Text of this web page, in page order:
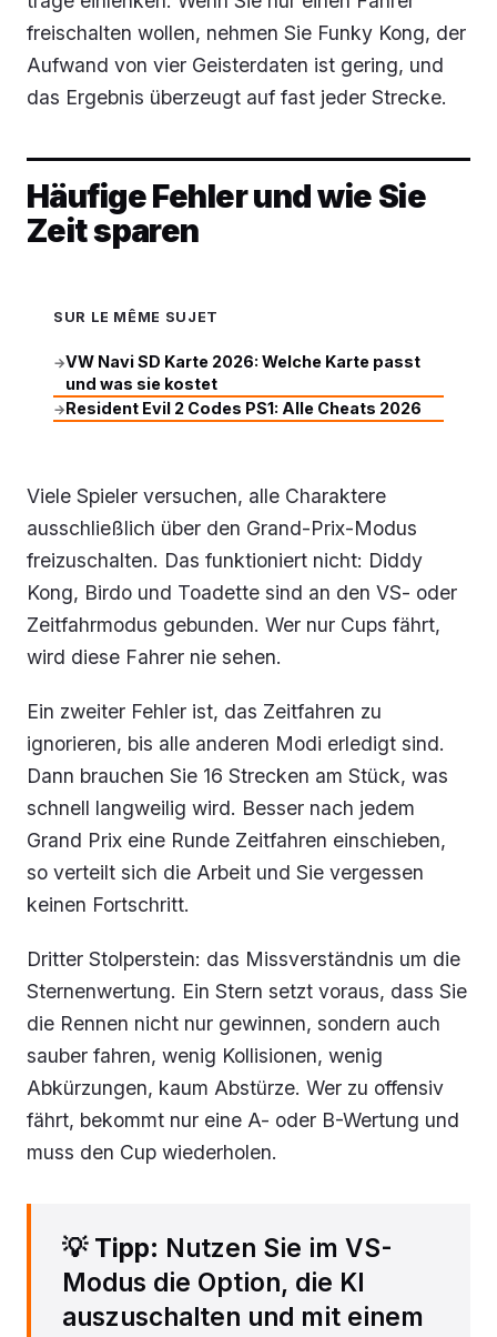
freischalten wollen, nehmen Sie Funky Kong, der
Aufwand von vier Geisterdaten ist gering, und
das Ergebnis überzeugt auf fast jeder Strecke.
Häufige Fehler und wie Sie
Zeit sparen
SUR LE MÊME SUJET
→VW Navi SD Karte 2026: Welche Karte passt
und was sie kostet
→Resident Evil 2 Codes PS1: Alle Cheats 2026
Viele Spieler versuchen, alle Charaktere
ausschließlich über den Grand-Prix-Modus
freizuschalten. Das funktioniert nicht: Diddy
Kong, Birdo und Toadette sind an den VS- oder
Zeitfahrmodus gebunden. Wer nur Cups fährt,
wird diese Fahrer nie sehen.
Ein zweiter Fehler ist, das Zeitfahren zu
ignorieren, bis alle anderen Modi erledigt sind.
Dann brauchen Sie 16 Strecken am Stück, was
schnell langweilig wird. Besser nach jedem
Grand Prix eine Runde Zeitfahren einschieben,
so verteilt sich die Arbeit und Sie vergessen
keinen Fortschritt.
Dritter Stolperstein: das Missverständnis um die
Sternenwertung. Ein Stern setzt voraus, dass Sie
die Rennen nicht nur gewinnen, sondern auch
sauber fahren, wenig Kollisionen, wenig
Abkürzungen, kaum Abstürze. Wer zu offensiv
fährt, bekommt nur eine A- oder B-Wertung und
muss den Cup wiederholen.
💡 Tipp: Nutzen Sie im VS-
Modus die Option, die KI
auszuschalten und mit einem